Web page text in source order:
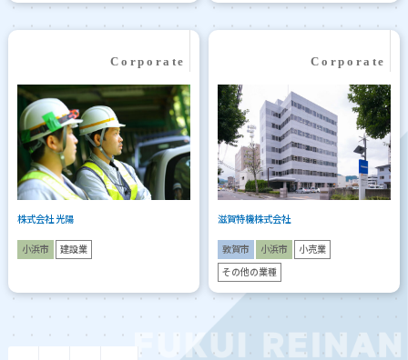
株式会社 光陽
小浜市 建設業
滋賀特機株式会社
敦賀市 小浜市 小売業
その他の業種